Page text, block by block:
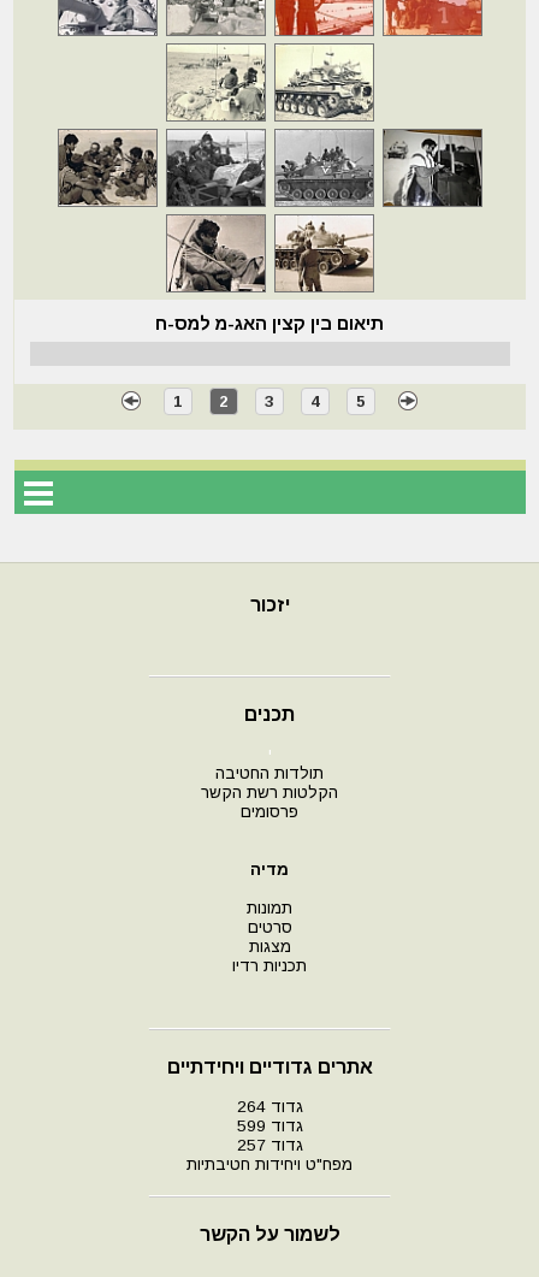
תיאום בין קצין האג-מ למס-ח
1 2 3 4 5
יזכור
תכנים
י
תולדות החטיבה
הקלטות רשת הקשר
פרסומים
מדיה
תמונות
סרטים
מצגות
תכניות רדיו
אתרים גדודיים ויחידתיים
גדוד 264
גדוד 599
גדוד 257
מפח"ט ויחידות חטיבתיות
לשמור על הקשר